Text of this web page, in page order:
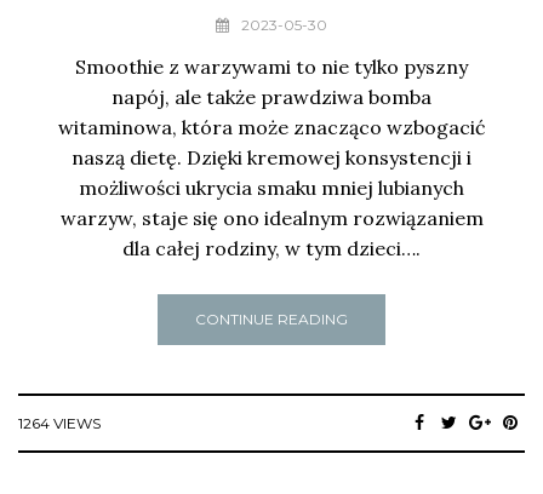
2023-05-30
Smoothie z warzywami to nie tylko pyszny
napój, ale także prawdziwa bomba
witaminowa, która może znacząco wzbogacić
naszą dietę. Dzięki kremowej konsystencji i
możliwości ukrycia smaku mniej lubianych
warzyw, staje się ono idealnym rozwiązaniem
dla całej rodziny, w tym dzieci….
CONTINUE READING
1264 VIEWS